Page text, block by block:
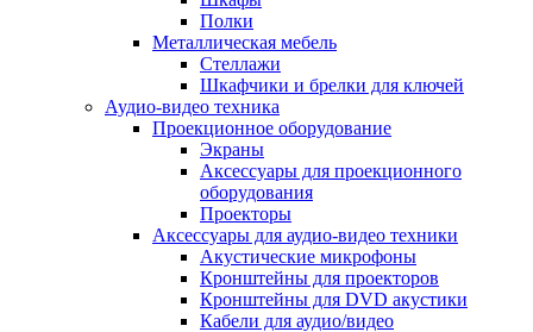
Полки
Металлическая мебель
Стеллажи
Шкафчики и брелки для ключей
Аудио-видео техника
Проекционное оборудование
Экраны
Аксессуары для проекционного
оборудования
Проекторы
Аксессуары для аудио-видео техники
Акустические микрофоны
Кронштейны для проекторов
Кронштейны для DVD акустики
Кабели для аудио/видео